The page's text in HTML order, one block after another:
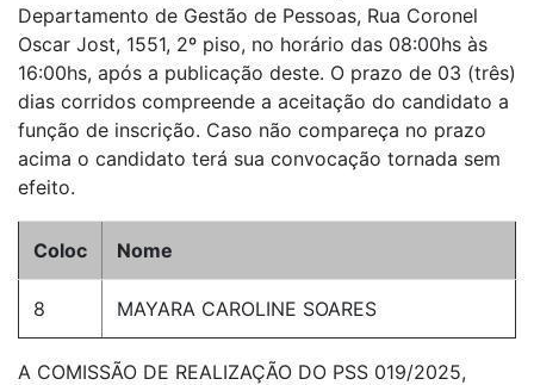
Departamento de Gestão de Pessoas, Rua Coronel
Oscar Jost, 1551, 2º piso, no horário das 08:00hs às
16:00hs, após a publicação deste. O prazo de 03 (três)
dias corridos compreende a aceitação do candidato a
função de inscrição. Caso não compareça no prazo
acima o candidato terá sua convocação tornada sem
efeito.
Coloc Nome
8 MAYARA CAROLINE SOARES
A COMISSÃO DE REALIZAÇÃO DO PSS 019/2025,